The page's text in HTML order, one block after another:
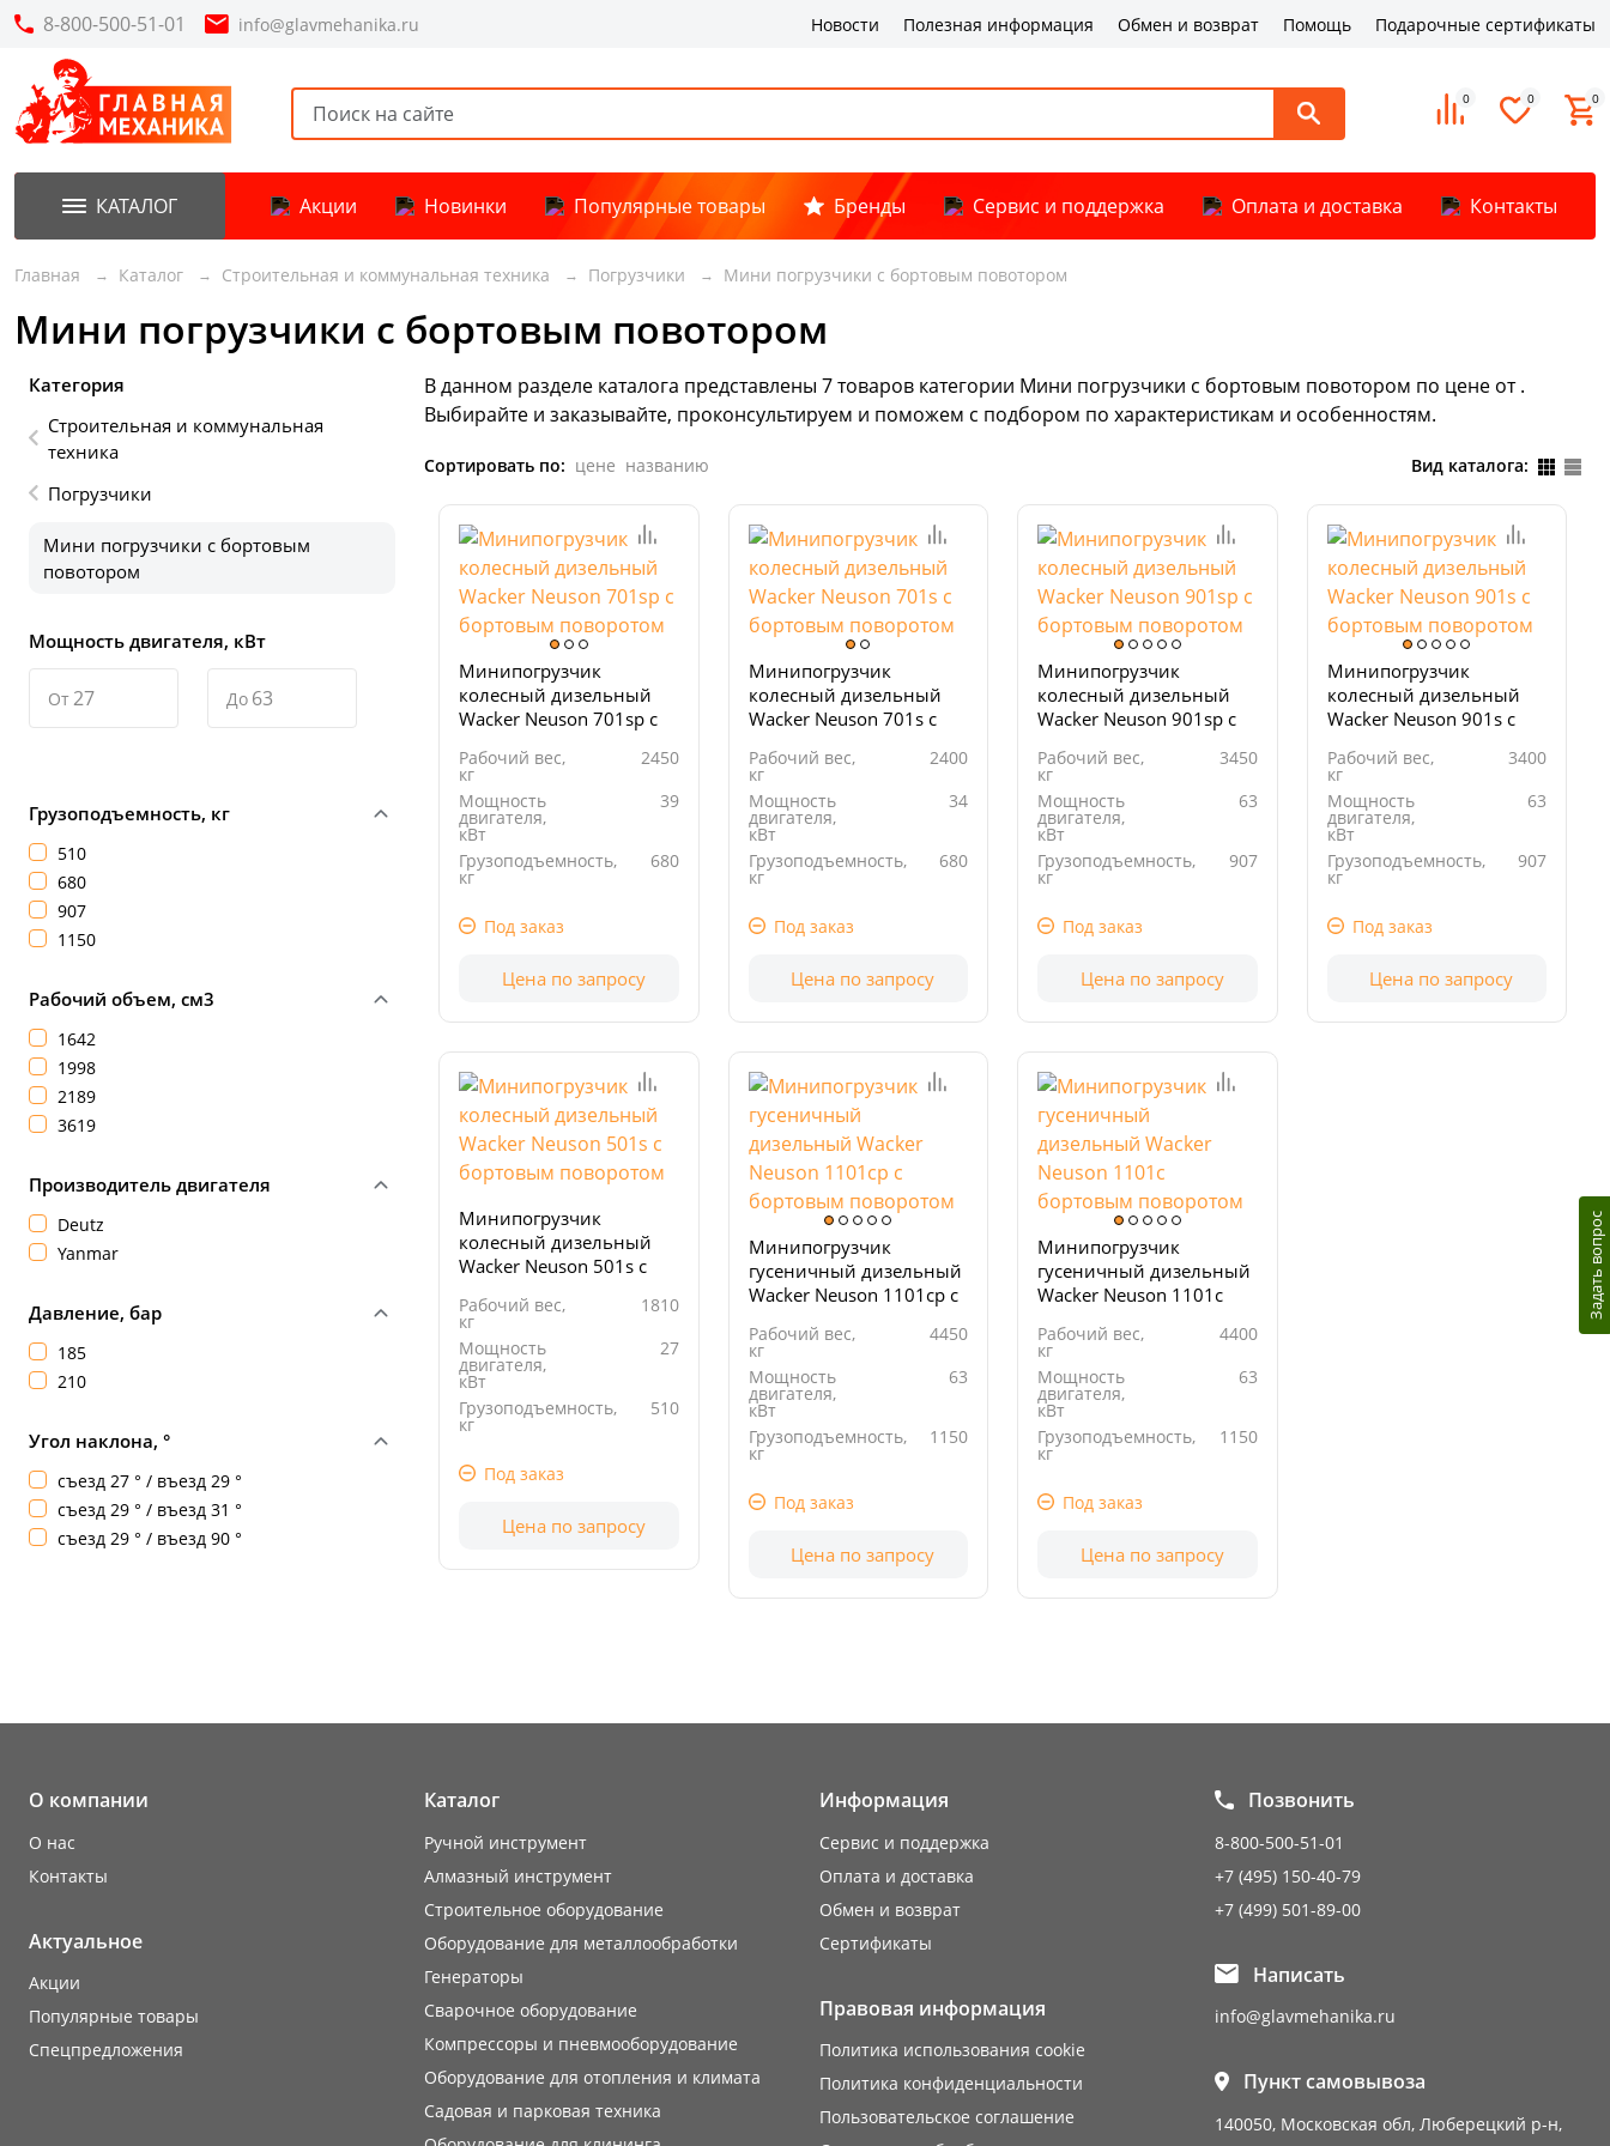
8-800-500-51-01 info@glavmehanika.ru Новости Полезная информация Обмен и возврат Помощь Подарочные сертификаты
0 0 0
КАТАЛОГ Акции Новинки Популярные товары Бренды Сервис и поддержка Оплата и доставка Контакты
Главная Каталог Строительная и коммунальная техника Погрузчики Мини погрузчики с бортовым повотором
Мини погрузчики с бортовым повотором
Категория
Строительная и коммунальная
техника
Погрузчики
Мини погрузчики с бортовым
повотором
Мощность двигателя, кВт
От До
Грузоподъемность, кг
510
680
907
1150
Рабочий объем, см3
1642
1998
2189
3619
Производитель двигателя
Deutz
Yanmar
Давление, бар
185
210
Угол наклона, °
съезд 27 ° / въезд 29 °
съезд 29 ° / въезд 31 °
съезд 29 ° / въезд 90 °
В данном разделе каталога представлены 7товаров категории Мини погрузчики с бортовым повотором по цене от .
Выбирайте и заказывайте, проконсультируем и поможем с подбором по характеристикам и особенностям.
Сортировать по: цене названию Вид каталога:
Минипогрузчик
колесный дизельный
Wacker Neuson 701sp с
Рабочий вес,
кг
2450
Мощность
двигателя,
кВт
39
Грузоподъемность,
кг
680
объем, см3
Под заказ
Цена по запросу
Минипогрузчик
колесный дизельный
Wacker Neuson 701s с
Рабочий вес,
кг
2400
Мощность
двигателя,
кВт
34
Грузоподъемность,
кг
680
объем, см3
Под заказ
Цена по запросу
Минипогрузчик
колесный дизельный
Wacker Neuson 901sp с
Рабочий вес,
кг
3450
Мощность
двигателя,
кВт
63
Грузоподъемность,
кг
907
объем, см3
Под заказ
Цена по запросу
Минипогрузчик
колесный дизельный
Wacker Neuson 901s с
Рабочий вес,
кг
3400
Мощность
двигателя,
кВт
63
Грузоподъемность,
кг
907
объем, см3
Под заказ
Цена по запросу
Минипогрузчик
колесный дизельный
Wacker Neuson 501s с
Рабочий вес,
кг
1810
Мощность
двигателя,
кВт
27
Грузоподъемность,
кг
510
объем, см3
Под заказ
Цена по запросу
Минипогрузчик
гусеничный дизельный
Wacker Neuson 1101cp с
Рабочий вес,
кг
4450
Мощность
двигателя,
кВт
63
Грузоподъемность,
кг
1150
объем, см3
Под заказ
Цена по запросу
Минипогрузчик
гусеничный дизельный
Wacker Neuson 1101с
Рабочий вес,
кг
4400
Мощность
двигателя,
кВт
63
Грузоподъемность,
кг
1150
объем, см3
Под заказ
Цена по запросу
О компании
О нас
Контакты
Актуальное
Акции
Популярные товары
Cпецпредложения
Каталог
Ручной инструмент
Алмазный инструмент
Строительное оборудование
Оборудование для металлообработки
Генераторы
Сварочное оборудование
Компрессоры и пневмооборудование
Оборудование для отопления и климата
Садовая и парковая техника
Информация
Сервис и поддержка
Оплата и доставка
Обмен и возврат
Сертификаты
Правовая информация
Политика использования cookie
Политика конфиденциальности
Пользовательское соглашение
Позвонить
8-800-500-51-01
+7 (495) 150-40-79
+7 (499) 501-89-00
Написать
info@glavmehanika.ru
Пункт самовывоза
140050, Московская обл, Люберецкий р-н,
Задать вопрос